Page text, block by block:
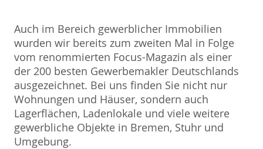
Auch im Bereich gewerblicher Immobilien
wurden wir bereits zum zweiten Mal in Folge
vom renommierten Focus-Magazin als einer
der 200 besten Gewerbemakler Deutschlands
ausgezeichnet. Bei uns finden Sie nicht nur
Wohnungen und Häuser, sondern auch
Lagerflächen, Ladenlokale und viele weitere
gewerbliche Objekte in Bremen, Stuhr und
Umgebung.